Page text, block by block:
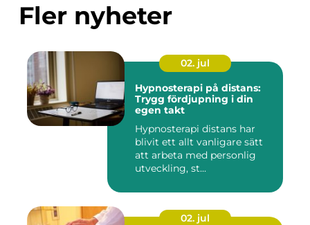
Fler nyheter
02. jul
Hypnosterapi på distans:
Trygg fördjupning i din
egen takt
Hypnosterapi distans har
blivit ett allt vanligare sätt
att arbeta med personlig
utveckling, st...
02. jul